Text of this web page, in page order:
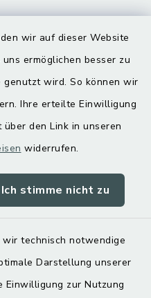
wir auf dieser Website
ermöglichen besser zu
wird. So können wir
Ihre erteilte Einwilligung
den Link in unseren
widerrufen.
Ich stimme nicht zu
technisch notwendige
Darstellung unserer
Einwilligung zur Nutzung